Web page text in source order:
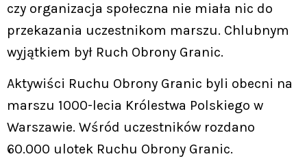
czy organizacja społeczna nie miała nic do
przekazania uczestnikom marszu. Chlubnym
wyjątkiem był Ruch Obrony Granic.
Aktywiści Ruchu Obrony Granic byli obecni na
marszu 1000-lecia Królestwa Polskiego w
Warszawie. Wśród uczestników rozdano
60.000 ulotek Ruchu Obrony Granic.